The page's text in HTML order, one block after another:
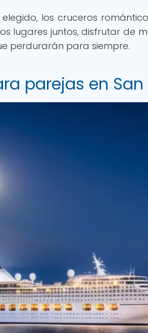
los cruceros
lugares juntos, disfrutar de
perdurarán para siempre.
parejas en